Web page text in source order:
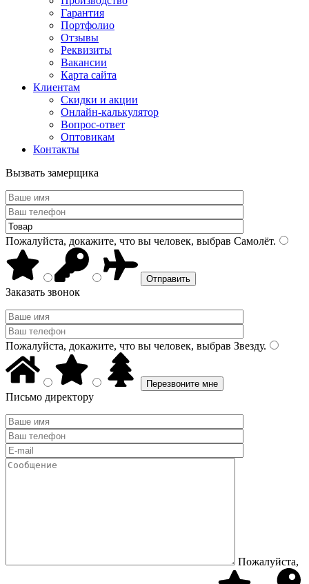
Гарантия
Портфолио
Отзывы
Реквизиты
Вакансии
Карта сайта
Клиентам
Скидки и акции
Онлайн-калькулятор
Вопрос-ответ
Оптовикам
Контакты
Вызвать замерщика
Пожалуйста, докажите, что вы человек, выбрав Самолёт.
Заказать звонок
Пожалуйста, докажите, что вы человек, выбрав Звезду.
Письмо директору
Пожалуйста,